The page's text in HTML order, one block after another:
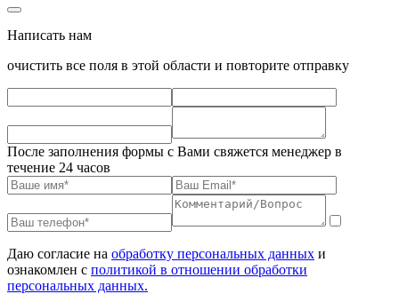
Написать нам
очистить все поля в этой области и повторите отправку
После заполнения формы с Вами свяжется менеджер в
течение 24 часов
Даю согласие на обработку персональных данных и
ознакомлен с политикой в отношении обработки
персональных данных.